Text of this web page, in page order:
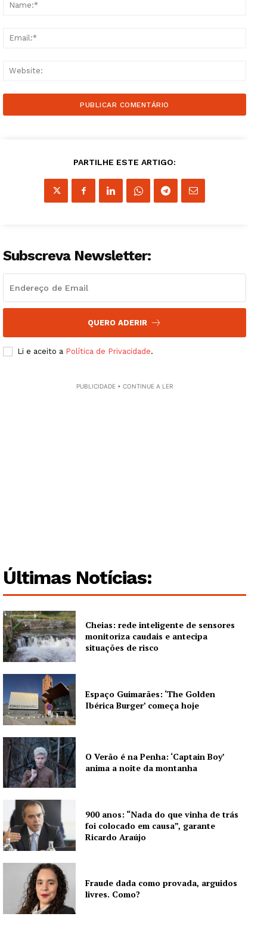
Institucional
Edição Digital
Publicidade
PARTILHE ESTE ARTIGO:
Subscreva Newsletter:
QUERO ADERIR
Li e aceito a Política de Privacidade.
PUBLICIDADE • CONTINUE A LER
Últimas Notícias:
Cheias: rede inteligente de sensores
monitoriza caudais e antecipa
situações de risco
Espaço Guimarães: ‘The Golden
Ibérica Burger’ começa hoje
O Verão é na Penha: ‘Captain Boy’
anima a noite da montanha
900 anos: “Nada do que vinha de trás
foi colocado em causa”, garante
Ricardo Araújo
Fraude dada como provada, arguidos
livres. Como?